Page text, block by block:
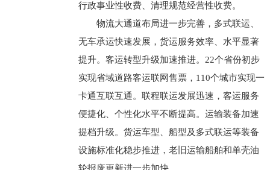
行政事业性收费、清理规范经营性收费。
物流大通道布局进一步完善，多式联运、
无车承运快速发展，货运服务效率、水平显著
提升。客运转型升级加速推进。22个省份初步
实现省域道路客运联网售票，110个城市实现一
卡通互联互通。联程联运发展迅速，客运服务
便捷化、个性化水平不断提高。运输装备加速
提档升级。货运车型、船型及多式联运等装备
设施标准化稳步推进，老旧运输船舶和单壳油